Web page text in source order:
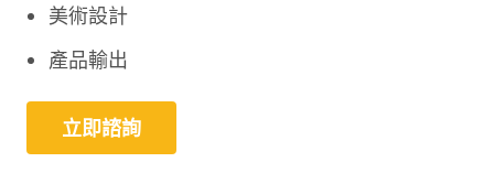
美術設計
產品輸出
立即諮詢